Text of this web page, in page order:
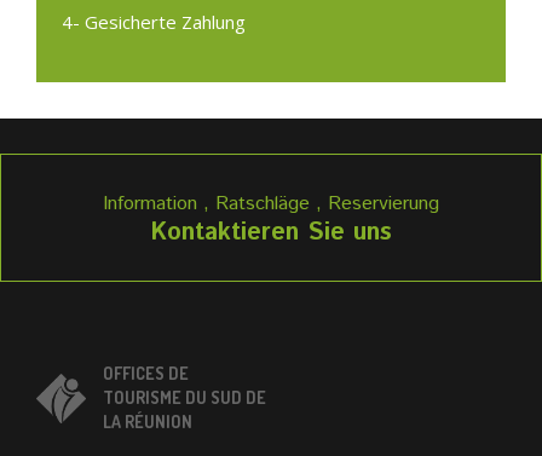
4- Gesicherte Zahlung
Information , Ratschläge , Reservierung
Kontaktieren Sie uns
OFFICES DE
TOURISME DU SUD DE
LA RÉUNION